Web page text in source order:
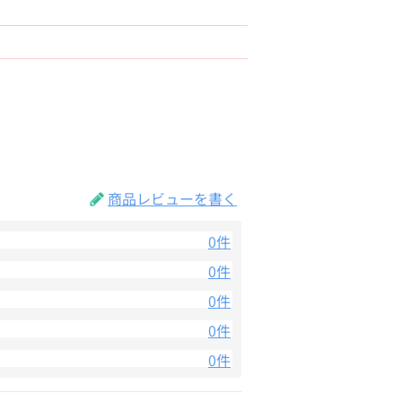
商品レビューを書く
0件
0件
0件
0件
0件